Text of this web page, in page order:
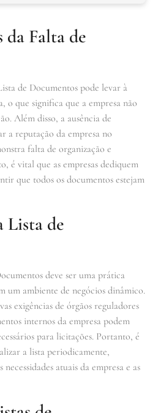
da Falta de
de Documentos pode levar à
o que significa que a empresa não
Além disso, a ausência de
a reputação da empresa no
falta de organização e
é vital que as empresas dediquem
que todos os documentos estejam
Lista de
deve ser uma prática
um ambiente de negócios dinâmico.
exigências de órgãos reguladores
internos da empresa podem
para licitações. Portanto, é
a lista periodicamente,
atuais da empresa e as